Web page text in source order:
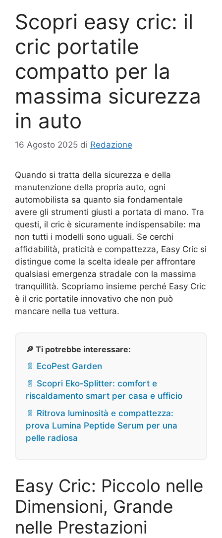
Scopri easy cric: il
cric portatile
compatto per la
massima sicurezza
in auto
16 Agosto 2025 di Redazione
Quando si tratta della sicurezza e della
manutenzione della propria auto, ogni
automobilista sa quanto sia fondamentale
avere gli strumenti giusti a portata di mano. Tra
questi, il cric è sicuramente indispensabile: ma
non tutti i modelli sono uguali. Se cerchi
affidabilità, praticità e compattezza, Easy Cric si
distingue come la scelta ideale per affrontare
qualsiasi emergenza stradale con la massima
tranquillità. Scopriamo insieme perché Easy Cric
è il cric portatile innovativo che non può
mancare nella tua vettura.
🔎 Ti potrebbe interessare:
📄 EcoPest Garden
📄 Scopri Eko‑Splitter: comfort e
riscaldamento smart per casa e ufficio
📄 Ritrova luminosità e compattezza:
prova Lumina Peptide Serum per una
pelle radiosa
Easy Cric: Piccolo nelle
Dimensioni, Grande
nelle Prestazioni